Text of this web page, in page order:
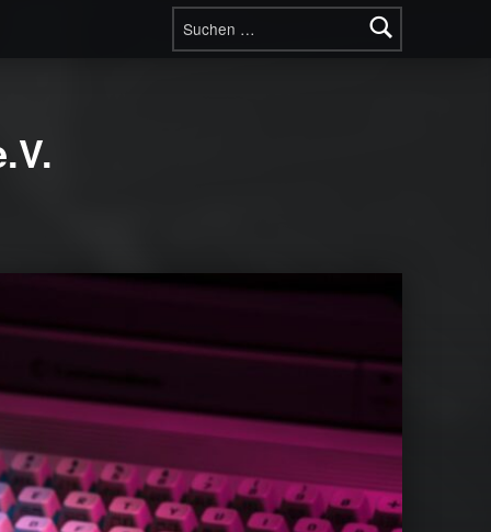
Suchen nach: